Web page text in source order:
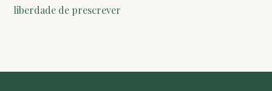
liberdade de prescrever